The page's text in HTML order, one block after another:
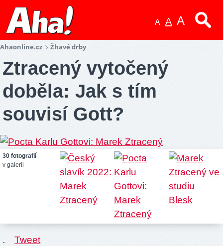
A A A
Ahaonline.cz Žhavé drby
Ztracený vytočený
doběla: Jak s tím
souvisí Gott?
30 fotografií
v galerii
.
Tweet